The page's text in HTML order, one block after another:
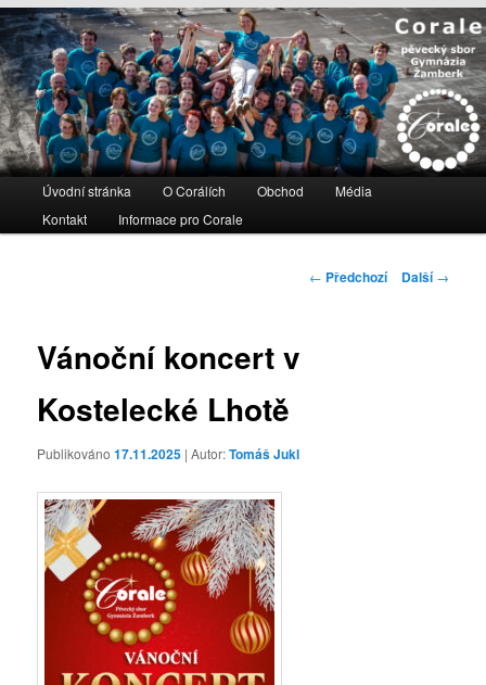
navigační
menu
Přejít
k
Přejít
k
Úvodní stránka O Corálích Obchod
Média
Kontakt
Informace pro Corale
Navigace
← Předchozí Další→
Vánoční koncert v
Kostelecké Lhotě
Publikováno17.11.2025 | Autor:Tomáš Jukl